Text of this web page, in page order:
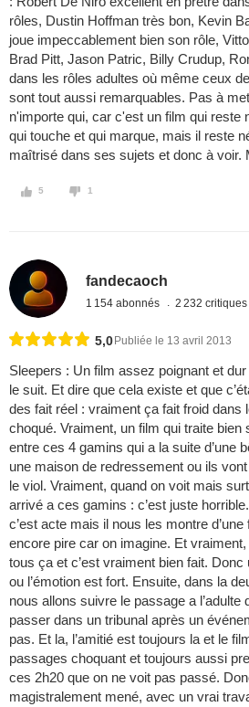
rôles, Dustin Hoffman très bon, Kevin
joue impeccablement bien son rôle,
Brad Pitt, Jason Patric, Billy Crudup,
dans les rôles adultes où même ceux
sont tout aussi remarquables. Pas à
n'importe qui, car c'est un film qui reste
qui touche et qui marque, mais il reste
maîtrisé dans ses sujets et donc à voir.
5 1
fandecaoch
1 154 abonnés 2 232 critiques
5,0 Publiée le 13 avril 2013
Sleepers : Un film assez poignant et
le suit. Et dire que cela existe et que
des fait réel : vraiment ça fait froid dans
choqué. Vraiment, un film qui traite bien
entre ces 4 gamins qui a la suite d’une
une maison de redressement ou ils
le viol. Vraiment, quand on voit mais
arrivé a ces gamins : c’est juste
c’est acte mais il nous les montre
encore pire car on imagine. Et
tous ça et c’est vraiment bien fait.
ou l’émotion est fort. Ensuite, dans la
nous allons suivre le passage a
passer dans un tribunal après un
pas. Et la, l’amitié est toujours la et le
passages choquant et toujours aussi
ces 2h20 que on ne voit pas passé.
magistralement mené, avec un vrai